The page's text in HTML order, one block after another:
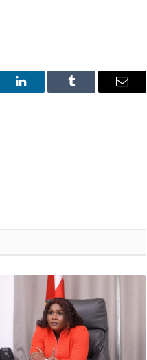
LinkedIn Tumblr Email